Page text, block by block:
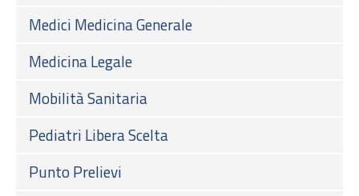
Medici Medicina Generale
Medicina Legale
Mobilità Sanitaria
Pediatri Libera Scelta
Punto Prelievi